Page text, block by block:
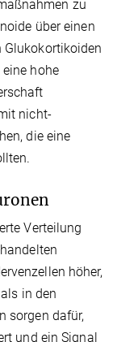
zu
über einen
Glukokortikoiden
hohe
nicht-
die eine
Verteilung
höher,
in den
sorgen dafür,
und ein Signal